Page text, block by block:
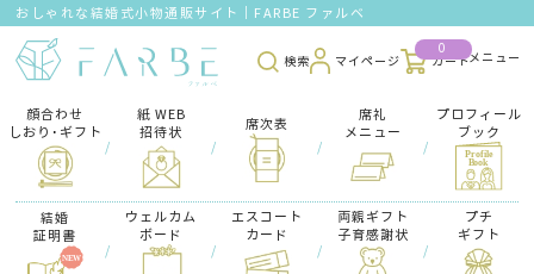
おしゃれな結婚式小物通販サイト｜FARBE ファルベ
検索 マイページ
0
カート
顔合わせ
しおり･ギフト
/
紙 WEB
招待状
/
席次表
/
席礼
メニュー
/
プロフィール
ブック
結婚
証明書
/
ウェルカム
ボード
/
エスコート
カード
/
両親ギフト
子育感謝状
/
プチ
ギフト